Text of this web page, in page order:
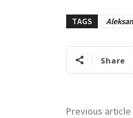
TAGS
Share
Previous article